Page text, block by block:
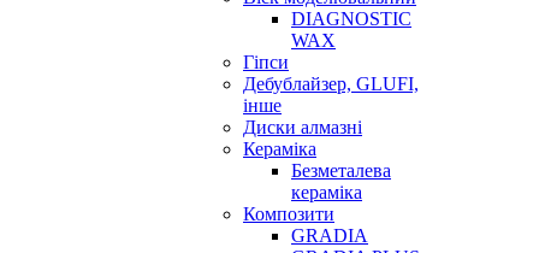
DIAGNOSTIC
WAX
Гіпси
Дебублайзер, GLUFI,
інше
Диски алмазні
Кераміка
Безметалева
кераміка
Композити
GRADIA